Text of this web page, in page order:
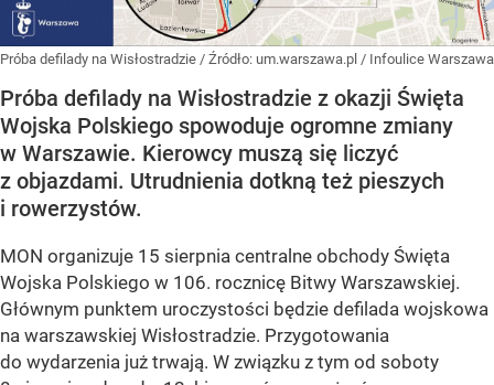
Próba defilady na Wisłostradzie / Źródło: um.warszawa.pl / Infoulice Warszawa
Próba defilady na Wisłostradzie z okazji Święta
Wojska Polskiego spowoduje ogromne zmiany
w Warszawie. Kierowcy muszą się liczyć
z objazdami. Utrudnienia dotkną też pieszych
i rowerzystów.
MON organizuje 15 sierpnia centralne obchody Święta
Wojska Polskiego w 106. rocznicę Bitwy Warszawskiej.
Głównym punktem uroczystości będzie defilada wojskowa
na warszawskiej Wisłostradzie. Przygotowania
do wydarzenia już trwają. W związku z tym od soboty